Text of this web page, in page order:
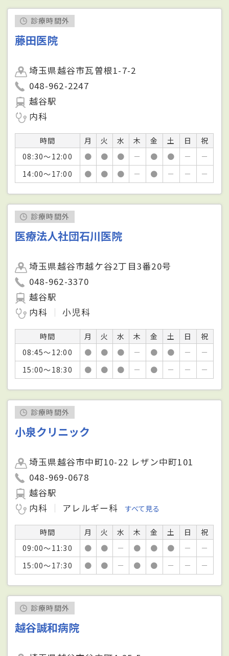
診療時間外
藤田医院
埼玉県越谷市瓦曽根1-7-2
048-962-2247
越谷駅
内科
時間 月 火 水 木 金 土 日
祝
08:30～12:00
● ● ● － ● ● －
－
14:00～17:00
● ● ● － ● － － －
診療時間外
医療法人社団石川医院
埼玉県越谷市越ケ谷2丁目3番20号
048-962-3370
越谷駅
内科
小児科
時間 月 火 水 木 金 土 日
祝
08:45～12:00
● ● ● － ● ● －
－
15:00～18:30
● ● ● － ● － － －
診療時間外
小泉クリニック
埼玉県越谷市中町10-22 レザン中町101
048-969-0678
越谷駅
内科
アレルギー科 すべて見る
時間 月 火 水 木 金 土 日
祝
09:00～11:30
● ● － ● ● ● －
－
15:00～17:30
● ● － ● ● － － －
診療時間外
越谷誠和病院